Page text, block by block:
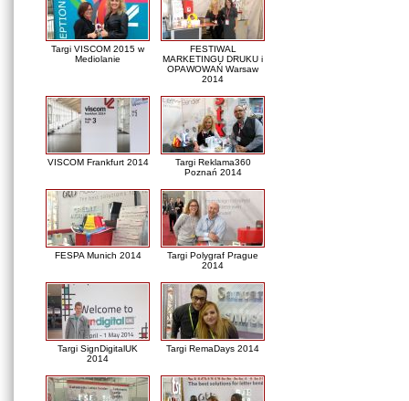
Targi VISCOM 2015 w
Mediolanie
FESTIWAL
MARKETINGU DRUKU i
OPAWOWAŃ Warsaw
2014
VISCOM Frankfurt 2014
Targi Reklama360
Poznań 2014
FESPA Munich 2014
Targi Polygraf Prague
2014
Targi SignDigitalUK
2014
Targi RemaDays 2014